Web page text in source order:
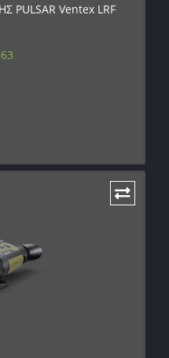
PULSAR Ventex LRF